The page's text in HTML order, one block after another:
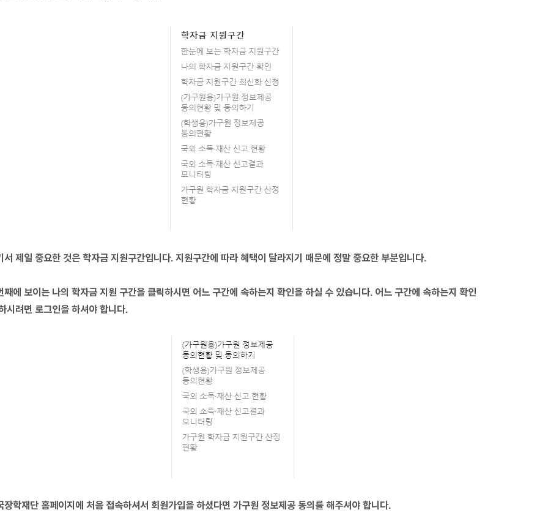
서 제일 중요한 것은 학자금 지원구간입니다. 지원구간에 따라 혜택이 달라지기 때문에 정말 중요한 부분입니다.
째에 보이는 나의 학자금 지원 구간을 클릭하시면 어느 구간에 속하는지 확인을 하실 수 있습니다. 어느 구간에 속하는지 확인
시려면 로그인을 하셔야 합니다.
장학재단 홈페이지에 처음 접속하셔서 회원가입을 하셨다면 가구원 정보제공 동의를 해주셔야 합니다.